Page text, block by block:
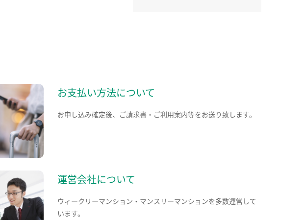
お支払い方法について
お申し込み確定後、ご請求書・ご利用案内等をお送り致します。
運営会社について
ウィークリーマンション・マンスリーマンションを多数運営して
います。